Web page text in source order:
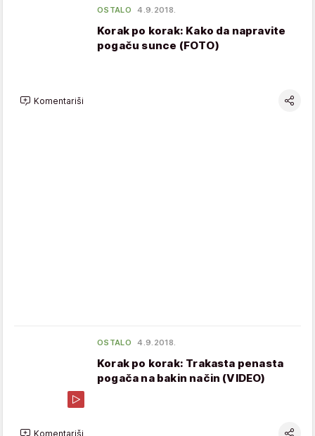
OSTALO 4.9.2018.
Korak po korak: Kako da napravite
pogaču sunce (FOTO)
Komentariši
OSTALO 4.9.2018.
Korak po korak: Trakasta penasta
pogača na bakin način (VIDEO)
Komentariši